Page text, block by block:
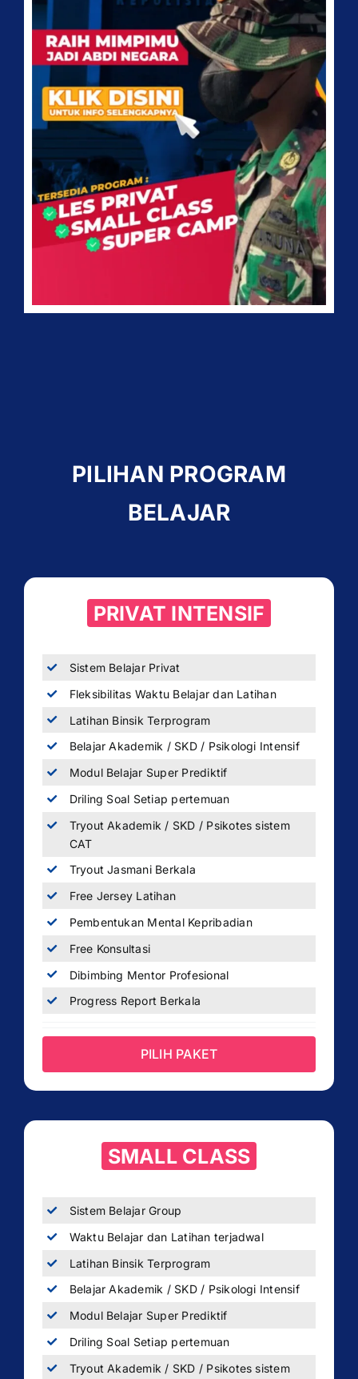
PILIHAN PROGRAM
BELAJAR
PRIVAT INTENSIF
Sistem Belajar Privat
Fleksibilitas Waktu Belajar dan Latihan
Latihan Binsik Terprogram
Belajar Akademik / SKD / Psikologi Intensif
Modul Belajar Super Prediktif
Driling Soal Setiap pertemuan
Tryout Akademik / SKD / Psikotes sistem
CAT
Tryout Jasmani Berkala
Free Jersey Latihan
Pembentukan Mental Kepribadian
Free Konsultasi
Dibimbing Mentor Profesional
Progress Report Berkala
PILIH PAKET
SMALL CLASS
Sistem Belajar Group
Waktu Belajar dan Latihan terjadwal
Latihan Binsik Terprogram
Belajar Akademik / SKD / Psikologi Intensif
Modul Belajar Super Prediktif
Driling Soal Setiap pertemuan
Tryout Akademik / SKD / Psikotes sistem